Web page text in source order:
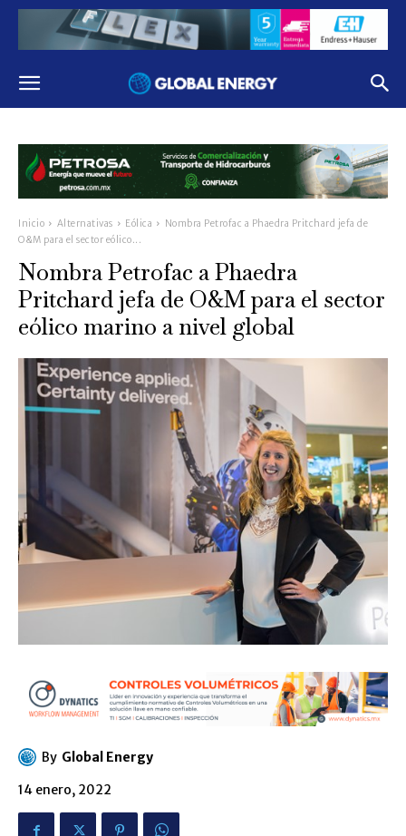
Inicio Alternativas Eólica
Nombra Petrofac a Phaedra Pritchard jefa de
O&M para el sector eólico...
Nombra Petrofac a Phaedra
Pritchard jefa de O&M para el sector
eólico marino a nivel global
By Global Energy
14 enero, 2022